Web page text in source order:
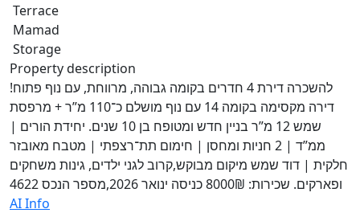
Terrace
Mamad
Storage
Property description
להשכרה דירת 4 חדרים בקומה גבוהה, מרווחת, עם נוף פתוח!
דירה מקסימה בקומה 14 עם נוף מושלם כ־110 מ”ר + מרפסת
שמש 12 מ”ר בניין חדש ומטופח בן 10 שנים. יחידת הורים |
ממ”ד | 2 חניות ומחסן | חימום תת־רצפתי | מטבח מאובזר
חלקית | דוד שמש מיקום מבוקש,קרוב לגני ילדים, גינות משחקים
ופארקים. שכירות: 8000₪ כניסה ינואר 2026,מספר הנכס 4622
AI Info